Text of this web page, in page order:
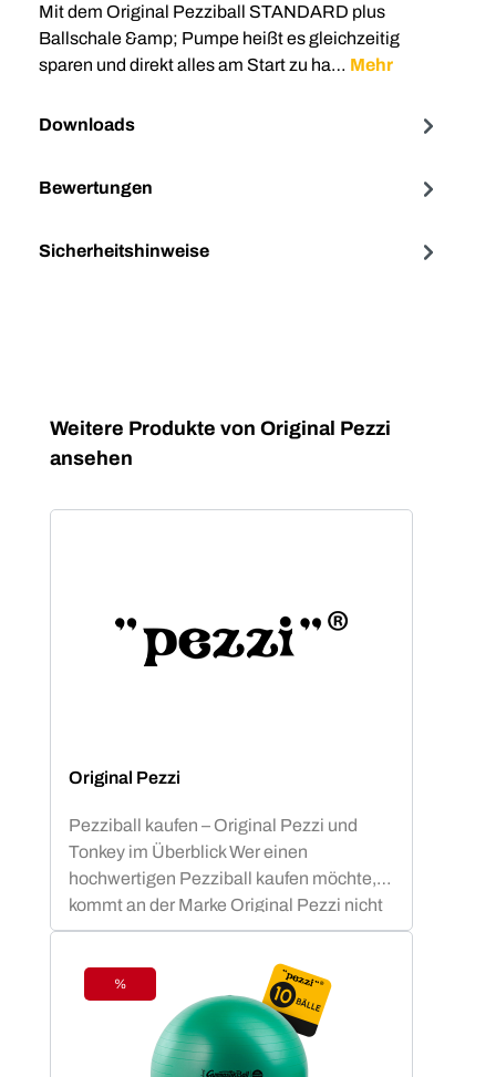
Mit dem Original Pezziball STANDARD plus
Ballschale &amp; Pumpe heißt es gleichzeitig
sparen und direkt alles am Start zu ha… Mehr
Downloads
Bewertungen
Sicherheitshinweise
Produktgalerie überspringen
Weitere Produkte von Original Pezzi
ansehen
Original Pezzi
Pezziball kaufen – Original Pezzi und
Tonkey im Überblick Wer einen
hochwertigen Pezziball kaufen möchte,
kommt an der Marke Original Pezzi nicht
vorbei. Der Begriff „Pezziball“ – auch
Jahrzehnten fest mit dieser italienischen
Erfolgsmarke verbunden. Neu im
Sortiment: Tonkey – der innovative
Zuwachs in der Ledragomma-Familie.
Rabatt
%